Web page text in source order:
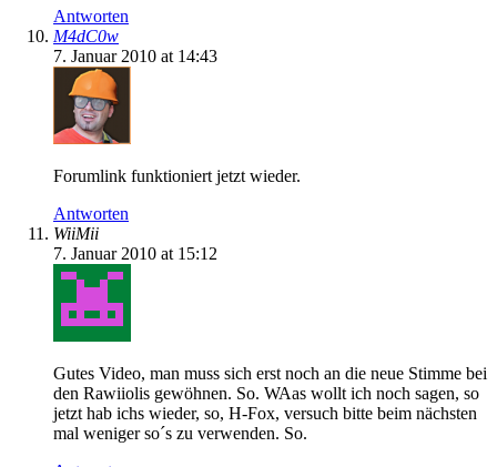
Antworten
M4dC0w
7. Januar 2010 at 14:43
Forumlink funktioniert jetzt wieder.
Antworten
WiiMii
7. Januar 2010 at 15:12
Gutes Video, man muss sich erst noch an die neue Stimme bei
den Rawiiolis gewöhnen. So. WAas wollt ich noch sagen, so
jetzt hab ichs wieder, so, H-Fox, versuch bitte beim nächsten
mal weniger so´s zu verwenden. So.